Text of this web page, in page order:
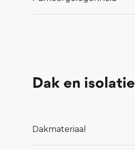
Dak en isolatie
Dakmateriaal